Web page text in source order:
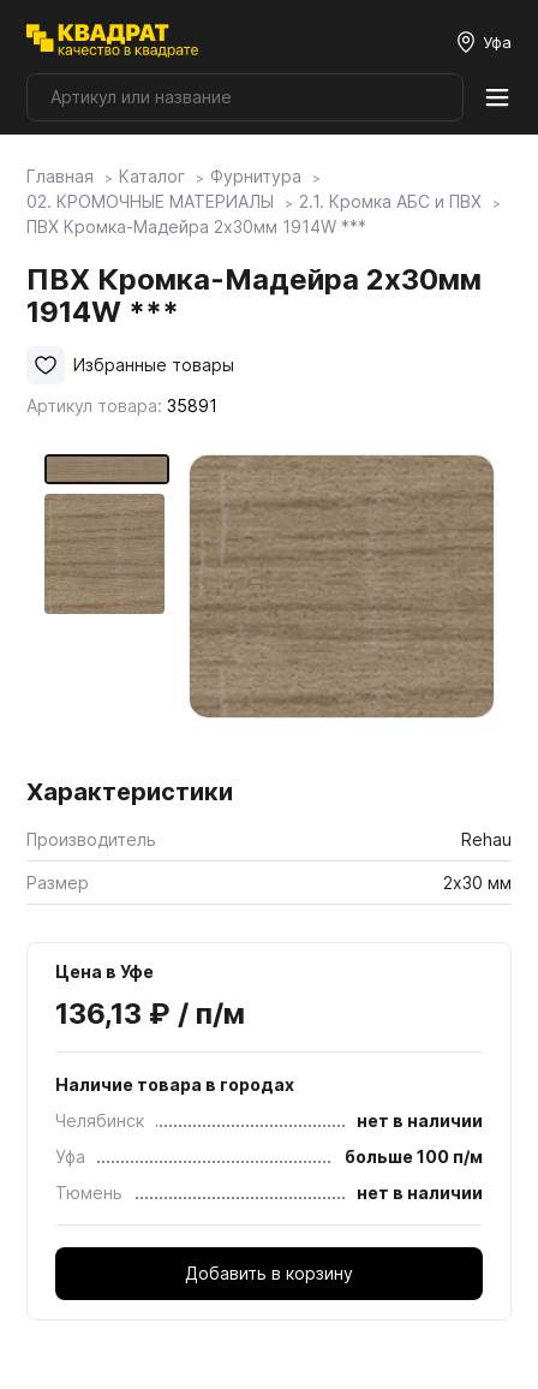
Уфа
Плитные материалы
Мой ЭГГЕР
Фасады
Мебельные образцы, каталоги
Главная Каталог
Фурнитура
02. КРОМОЧНЫЕ МАТЕРИАЛЫ
2.1. Кромка АБС и ПВХ
ПВХ Кромка-Мадейра 2х30мм 1914W ***
ПВХ Кромка-Мадейра 2х30мм
1914W ***
Артикул товара:35891
Избранные товары
Характеристики
Производитель Rehau
Размер 2х30 мм
Цена в Уфе
136,13 ₽ / п/м
Наличие товара в городах
Челябинск
нет в наличии
Уфа
больше 100 п/м
Тюмень
нет в наличии
Добавить в корзину